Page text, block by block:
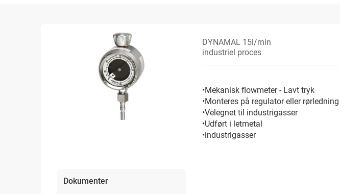
Dokumenter
DYNAMAL 15l/min
industriel proces
•Mekanisk flowmeter - Lavt tryk
•Monteres på regulator eller rørledning
•Velegnet til industrigasser
•Udført i letmetal
•industrigasser